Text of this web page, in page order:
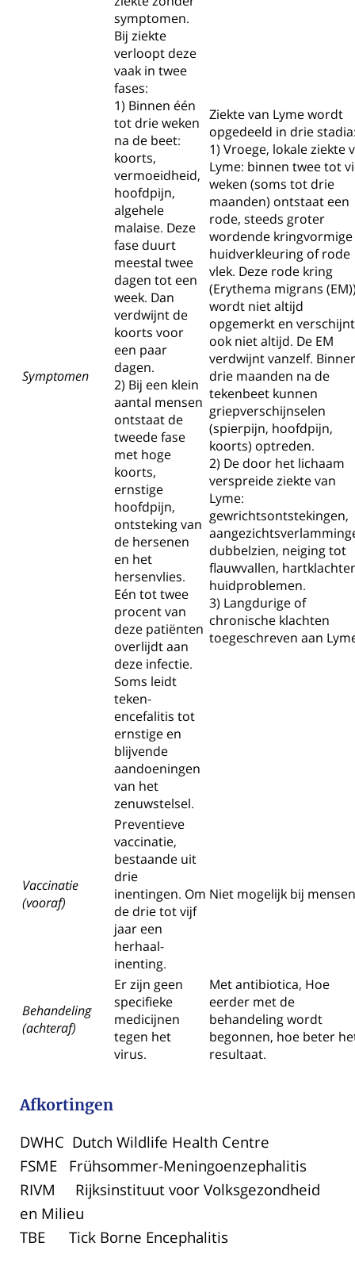
Symptomen
symptomen.
Bij ziekte
verloopt deze
vaak in twee
fases:
1) Binnen één
tot drie weken
na de beet:
koorts,
vermoeidheid,
hoofdpijn,
algehele
malaise. Deze
fase duurt
meestal twee
dagen tot een
week. Dan
verdwijnt de
koorts voor
een paar
dagen.
2) Bij een klein
aantal mensen
ontstaat de
tweede fase
met hoge
koorts,
ernstige
hoofdpijn,
ontsteking van
de hersenen
en het
hersenvlies.
Eén tot twee
procent van
deze patiënten
overlijdt aan
deze infectie.
Soms leidt
teken-
encefalitis tot
ernstige en
blijvende
aandoeningen
van het
zenuwstelsel.
Ziekte van Lyme wordt
opgedeeld in drie
1) Vroege, lokale ziekte
Lyme: binnen twee tot
weken (soms tot drie
maanden) ontstaat een
rode, steeds groter
wordende kringvormige
huidverkleuring of rode
vlek. Deze rode kring
(Erythema migrans
wordt niet altijd
opgemerkt en verschijnt
ook niet altijd. De EM
verdwijnt vanzelf.
drie maanden na de
tekenbeet kunnen
griepverschijnselen
(spierpijn, hoofdpijn,
koorts) optreden.
2) De door het lichaam
verspreide ziekte van
Lyme:
gewrichtsontstekingen,
dubbelzien, neiging tot
flauwvallen,
huidproblemen.
3) Langdurige of
chronische klachten
toegeschreven aan
Vaccinatie
(vooraf)
Preventieve
vaccinatie,
bestaande uit
drie
inentingen. Om
de drie tot vijf
jaar een
herhaal-
inenting.
Niet mogelijk bij
Behandeling
(achteraf)
Er zijn geen
specifieke
medicijnen
tegen het
virus.
Met antibiotica, Hoe
eerder met de
behandeling wordt
begonnen, hoe beter
resultaat.
Afkortingen
DWHC Dutch Wildlife Health Centre
FSME Frühsommer-Meningoenzephalitis
RIVM Rijksinstituut voor Volksgezondheid
en Milieu
TBE Tick Borne Encephalitis